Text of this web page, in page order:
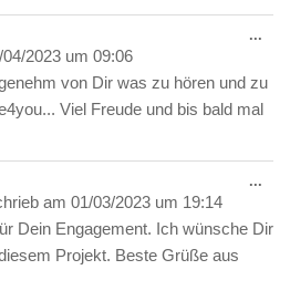
04/2023 um 09:06
von Dir was zu hören und zu
Viel Freude und bis bald mal
...
am 01/03/2023 um 19:14
Dein Engagement. Ich wünsche Dir
Projekt. Beste Grüße aus
...